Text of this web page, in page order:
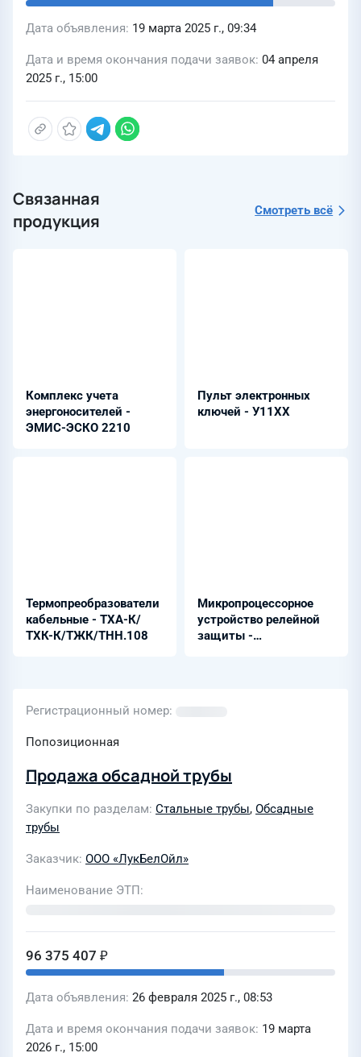
Дата объявления 19 марта 2025 г., 09:34
Дата и время окончания подачи заявок 04 апреля
2025 г., 15:00
Связанная
продукция
Смотреть всё
Комплекс учета
энергоносителей -
ЭМИС-ЭСКО 2210
Пульт электронных
ключей - У11ХХ
Термопреобразователи
кабельные - ТХА-К/
ТХК-К/ТЖК/ТНН.108
Микропроцессорное
устройство релейной
защиты -
Регистрационный номер
Попозиционная
Продажа обсадной трубы
Закупки по разделам Стальные трубы, Обсадные
трубы
Заказчик ООО «ЛукБелОйл»
Наименование ЭТП
96 375 407 ₽
Дата объявления 26 февраля 2025 г., 08:53
Дата и время окончания подачи заявок 19 марта
2026 г., 15:00